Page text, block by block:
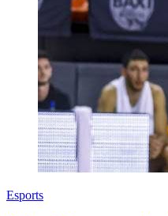
Esports